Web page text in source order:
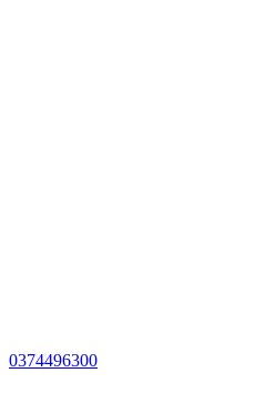
0374496300